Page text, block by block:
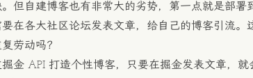
但自建博客也有非常大的劣势，第一点就是部署
在各大社区论坛发表文章，给自己的博客引流。
劳动吗？
金 API 打造个性博客，只要在掘金发表文章，就